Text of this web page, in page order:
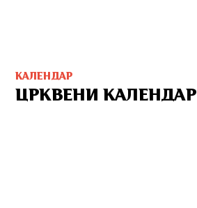
КАЛЕНДАР
ЦРКВЕНИ КАЛЕНДАР